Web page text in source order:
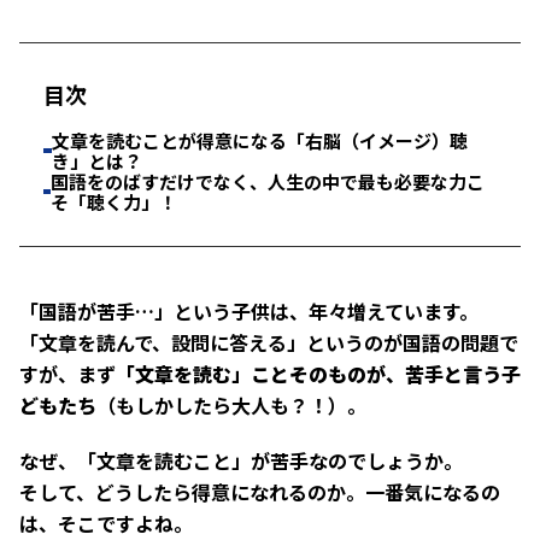
目次
文章を読むことが得意になる「右脳（イメージ）聴
き」とは？
国語をのばすだけでなく、人生の中で最も必要な力こ
そ「聴く力」！
「国語が苦手…」という子供は、年々増えています。
「文章を読んで、設問に答える」というのが国語の問題で
すが、まず 「文章を読む」ことそのものが、苦手と言う子
どもたち （もしかしたら大人も？！）。
なぜ、「文章を読むこと」が苦手なのでしょうか。
そして、どうしたら得意になれるのか。一番気になるの
は、そこですよね。